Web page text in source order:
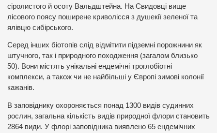
сіролистого й осоту Вальдштейна. На Свидовці вище
лісового поясу поширене криволісся з душекії зеленої та
ялівцю сибірського.
Серед інших біотопів слід відмітити підземні порожнини як
штучного, так і природного походження (загалом близько
50). Вони містять унікальні ендемічні троглобіотні
комплекси, а також чи не найбільші у Європі зимові колонії
кажанів.
В заповіднику охороняється понад 1300 видів судинних
рослин, загальна кількість видів природної флори становить
2864 види. У флорі заповідника виявлено 65 ендемічних